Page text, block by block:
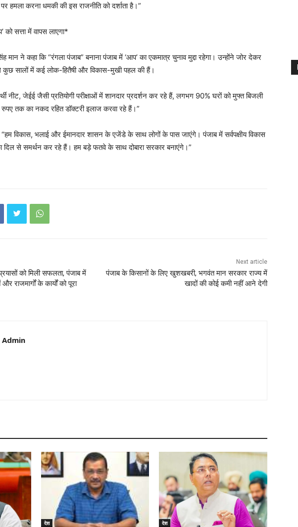
करना धमकी की इस राजनीति को दर्शाता है।”
सत्ता में वापस लाएगा*
मान ने कहा कि “रंगला पंजाब” बनाना पंजाब में ‘आप’ का एकमात्र चुनाव मुद्दा रहेगा। उन्होंने जोर देकर
कुछ सालों में कई लोक-हितैषी और विकास-मुखी पहल की हैं।
नीट, जेईई जैसी प्रतियोगी परीक्षाओं में शानदार प्रदर्शन कर रहे हैं, लगभग 90% घरों को मुफ्त बिजली
तक का नकद रहित डॉक्टरी इलाज करवा रहे हैं।”
विकास, भलाई और ईमानदार शासन के एजेंडे के साथ लोगों के पास जाएंगे। पंजाब में सर्वपक्षीय विकास
दिल से समर्थन कर रहे हैं। हम बड़े फतवे के साथ दोबारा सरकार बनाएंगे।”
को मिली सफलता, पंजाब में
के कार्यों को पूरा
Next article
पंजाब के किसानों के लिए खुशखबरी, भगवंत मान सरकार राज्य में
खादों की कोई कमी नहीं आने देगी
Admin
देश देश